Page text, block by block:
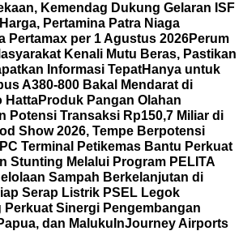
Kemendag Dukung Gelaran ISF
Pertamina Patra Niaga
Pertamax per 1 Agustus 2026Perum
Kenali Mutu Beras, Pastikan
Informasi TepatHanya untuk
A380-800 Bakal Mendarat di
HattaProduk Pangan Olahan
Potensi Transaksi Rp150,7 Miliar di
Show 2026, Tempe Berpotensi
IPC Terminal Petikemas Bantu Perkuat
Stunting Melalui Program PELITA
Sampah Berkelanjutan di
Serap Listrik PSEL Legok
Perkuat Sinergi Pengembangan
dan Maluku InJourney Airports